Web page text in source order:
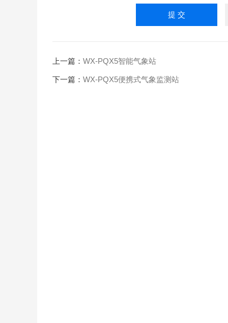
上一篇： WX-PQX5智能气象站
下一篇： WX-PQX5便携式气象监测站